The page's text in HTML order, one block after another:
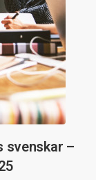
svenskar –